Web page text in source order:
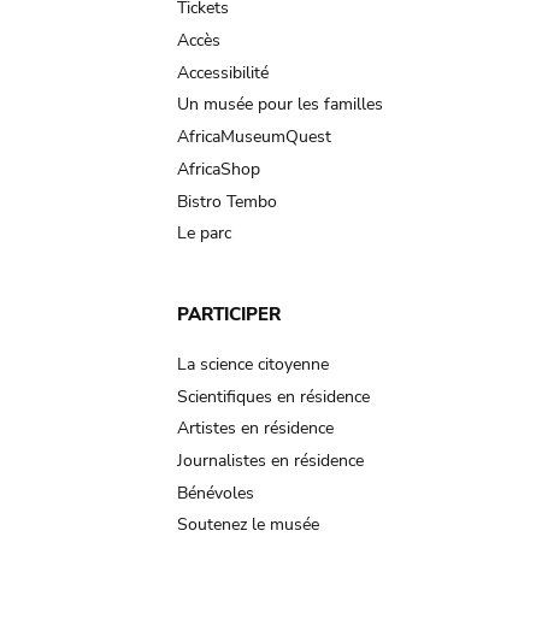
Tickets
Accès
Accessibilité
Un musée pour les familles
AfricaMuseumQuest
AfricaShop
Bistro Tembo
Le parc
PARTICIPER
La science citoyenne
Scientifiques en résidence
Artistes en résidence
Journalistes en résidence
Bénévoles
Soutenez le musée